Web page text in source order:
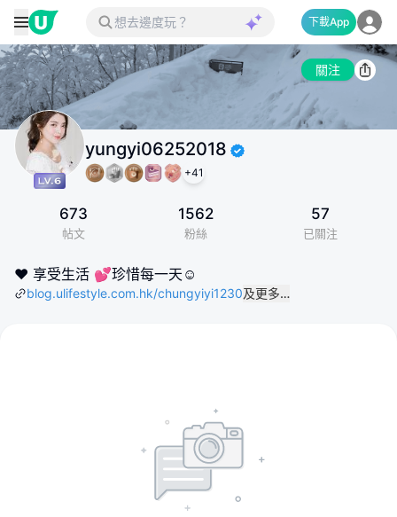
下載App
關注
yungyi06252018
+41
673
帖文
1562
粉絲
57
已關注
❤️ 享受生活 💕珍惜每一天☺️
blog.ulifestyle.com.hk/chungyiyi1230及更多…